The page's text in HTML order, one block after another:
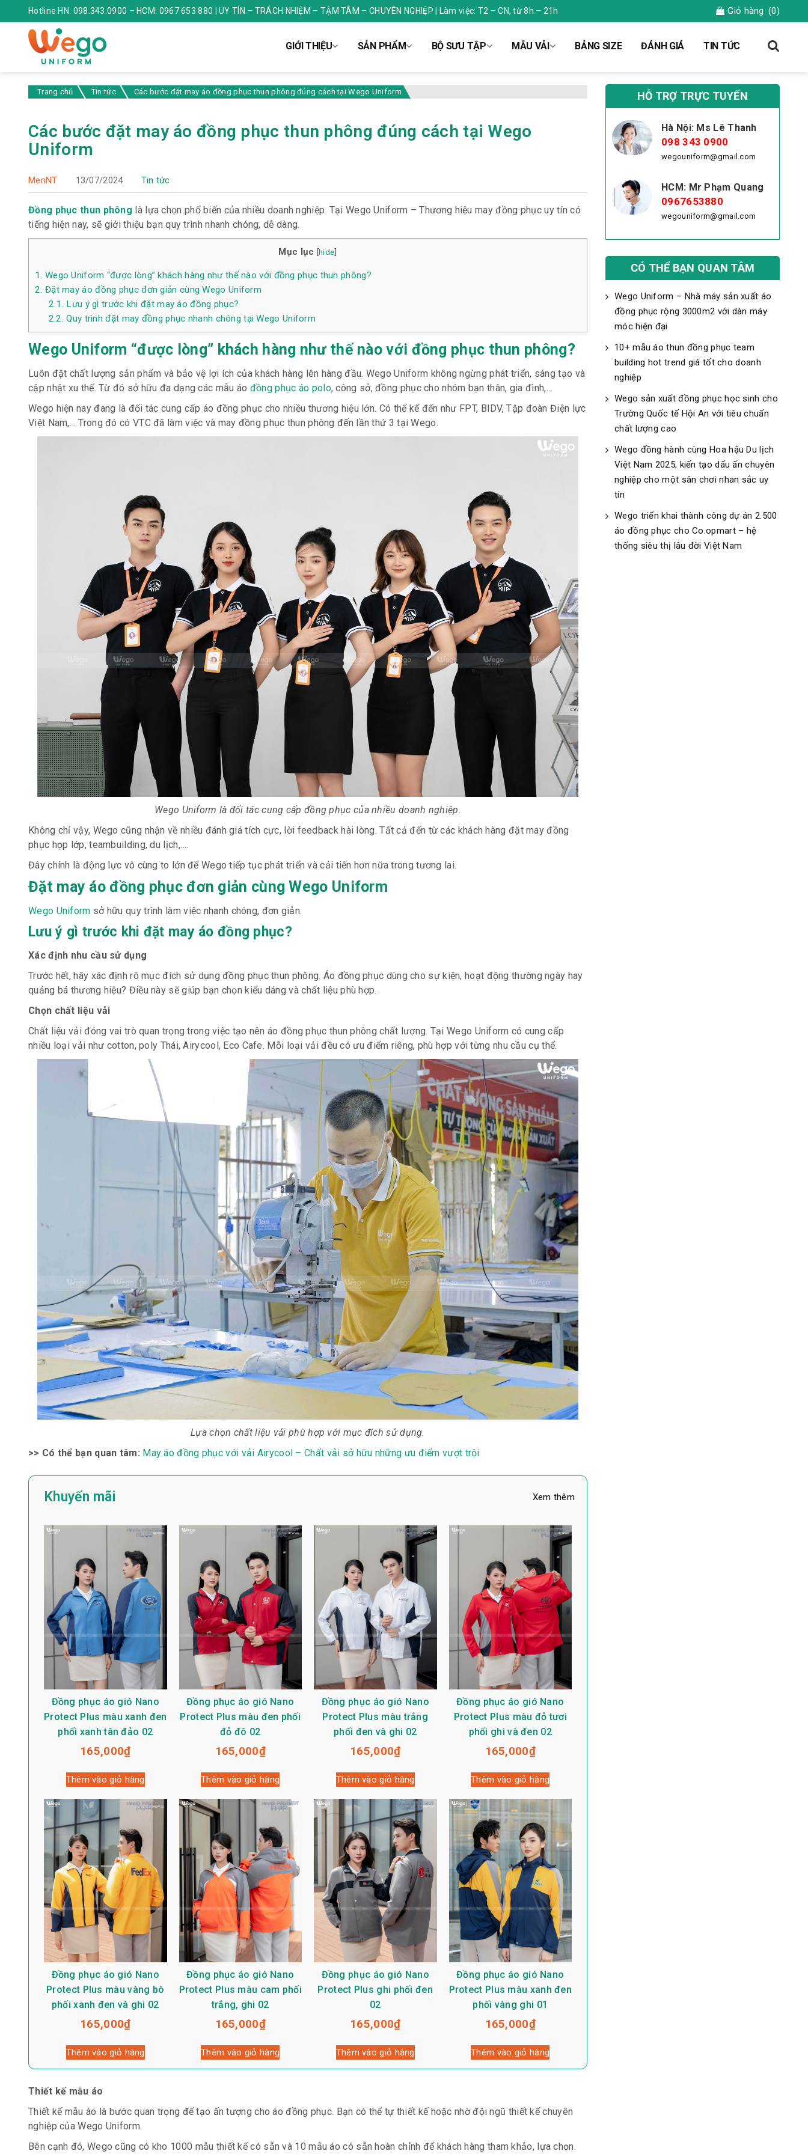
Hotline HN: 098.343.0900 – HCM: 0967 653 880 | UY TÍN – TRÁCH NHIỆM – TẬM TÂM – CHUYÊN NGHIỆP | Làm việc: T2 – CN, từ 8h – 21h Giỏ hàng (0)
GIỚI THIỆU SẢN PHẨM BỘ SƯU TẬP MẪU VẢI BẢNG SIZE ĐÁNH GIÁ TIN TỨC
Trang chủ Tin tức Các bước đặt may áo đồng phục thun phông đúng cách tại Wego Uniform
Các bước đặt may áo đồng phục thun phông đúng cách tại Wego
Uniform
MenNT 13/07/2024 Tin tức
Đồng phục thun phông là lựa chọn phổ biến của nhiều doanh nghiệp. Tại Wego Uniform – Thương hiệu may đồng phục uy tín có
tiếng hiện nay, sẽ giới thiệu bạn quy trình nhanh chóng, dễ dàng.
Mục lục [hide]
1. Wego Uniform “được lòng” khách hàng như thế nào với đồng phục thun phông?
2. Đặt may áo đồng phục đơn giản cùng Wego Uniform
2.1. Lưu ý gì trước khi đặt may áo đồng phục?
2.2. Quy trình đặt may đồng phục nhanh chóng tại Wego Uniform
Wego Uniform “được lòng” khách hàng như thế nào với đồng phục thun phông?
Luôn đặt chất lượng sản phẩm và bảo vệ lợi ích của khách hàng lên hàng đầu. Wego Uniform không ngừng phát triển, sáng tạo và
cập nhật xu thế. Từ đó sở hữu đa dạng các mẫu áo đồng phục áo polo, công sở, đồng phục cho nhóm bạn thân, gia đình,…
Wego hiện nay đang là đối tác cung cấp áo đồng phục cho nhiều thương hiệu lớn. Có thể kể đến như FPT, BIDV, Tập đoàn Điện lực
Việt Nam,… Trong đó có VTC đã làm việc và may đồng phục thun phông đến lần thứ 3 tại Wego.
Wego Uniform là đối tác cung cấp đồng phục của nhiều doanh nghiệp.
Không chỉ vậy, Wego cũng nhận về nhiều đánh giá tích cực, lời feedback hài lòng. Tất cả đến từ các khách hàng đặt may đồng
phục họp lớp, teambuilding, du lịch,….
Đây chính là động lực vô cùng to lớn để Wego tiếp tục phát triển và cải tiến hơn nữa trong tương lai.
Đặt may áo đồng phục đơn giản cùng Wego Uniform
Wego Uniform sở hữu quy trình làm việc nhanh chóng, đơn giản.
Lưu ý gì trước khi đặt may áo đồng phục?
Xác định nhu cầu sử dụng
Trước hết, hãy xác định rõ mục đích sử dụng đồng phục thun phông. Áo đồng phục dùng cho sự kiện, hoạt động thường ngày hay
quảng bá thương hiệu? Điều này sẽ giúp bạn chọn kiểu dáng và chất liệu phù hợp.
Chọn chất liệu vải
Chất liệu vải đóng vai trò quan trọng trong việc tạo nên áo đồng phục thun phông chất lượng. Tại Wego Uniform có cung cấp
nhiều loại vải như cotton, poly Thái, Airycool, Eco Cafe. Mỗi loại vải đều có ưu điểm riêng, phù hợp với từng nhu cầu cụ thể.
Lựa chọn chất liệu vải phù hợp với mục đích sử dụng.
>> Có thể bạn quan tâm: May áo đồng phục với vải Airycool – Chất vải sở hữu những ưu điểm vượt trội
Khuyến mãi Xem thêm
Đồng phục áo gió Nano
Protect Plus màu xanh đen
phối xanh tân đảo 02
165,000₫
Thêm vào giỏ hàng
Đồng phục áo gió Nano
Protect Plus màu đen phối
đỏ đô 02
165,000₫
Thêm vào giỏ hàng
Đồng phục áo gió Nano
Protect Plus màu trắng
phối đen và ghi 02
165,000₫
Thêm vào giỏ hàng
Đồng phục áo gió Nano
Protect Plus màu đỏ tươi
phối ghi và đen 02
165,000₫
Thêm vào giỏ hàng
Đồng phục áo gió Nano
Protect Plus màu vàng bò
phối xanh đen và ghi 02
165,000₫
Thêm vào giỏ hàng
Đồng phục áo gió Nano
Protect Plus màu cam phối
trắng, ghi 02
165,000₫
Thêm vào giỏ hàng
Đồng phục áo gió Nano
Protect Plus ghi phối đen
02
165,000₫
Thêm vào giỏ hàng
Đồng phục áo gió Nano
Protect Plus màu xanh đen
phối vàng ghi 01
165,000₫
Thêm vào giỏ hàng
Thiết kế mẫu áo
Thiết kế mẫu áo là bước quan trọng để tạo ấn tượng cho áo đồng phục. Bạn có thể tự thiết kế hoặc nhờ đội ngũ thiết kế chuyên
nghiệp của Wego Uniform.
Bên cạnh đó, Wego cũng có kho 1000 mẫu thiết kế có sẵn và 10 mẫu áo có sẵn hoàn chỉnh để khách hàng tham khảo, lựa chọn.
HỖ TRỢ TRỰC TUYẾN
Hà Nội: Ms Lê Thanh
098 343 0900
wegouniform@gmail.com
HCM: Mr Phạm Quang
0967653880
wegouniform@gmail.com
CÓ THỂ BẠN QUAN TÂM
Wego Uniform – Nhà máy sản xuất áo
đồng phục rộng 3000m2 với dàn máy
móc hiện đại
10+ mẫu áo thun đồng phục team
building hot trend giá tốt cho doanh
nghiệp
Wego sản xuất đồng phục học sinh cho
Trường Quốc tế Hội An với tiêu chuẩn
chất lượng cao
Wego đồng hành cùng Hoa hậu Du lịch
Việt Nam 2025, kiến tạo dấu ấn chuyên
nghiệp cho một sân chơi nhan sắc uy
tín
Wego triển khai thành công dự án 2.500
áo đồng phục cho Co.opmart – hệ
thống siêu thị lâu đời Việt Nam